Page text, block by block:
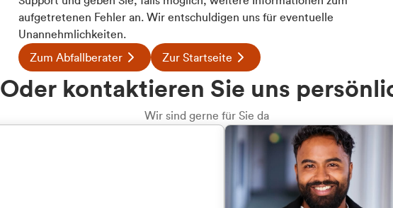
Zu welcher
Kundengruppe
aufgetretenen Fehler an. Wir entschuldigen uns für eventuelle
Unannehmlichkeiten.
Zum Abfallberater Zur Startseite
Oder kontaktieren Sie uns
Wir sind gerne für Sie da